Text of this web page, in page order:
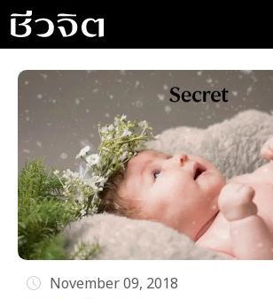
Skip
to
content
November 09, 2018